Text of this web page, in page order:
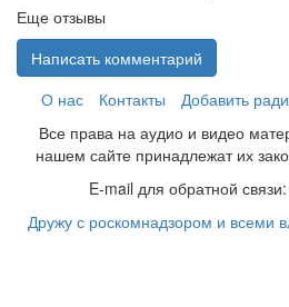
Еще отзывы
Написать комментарий
О нас
Контакты Добавить
Все права на аудио и видео
нашем сайте принадлежат их
E-mail для обратной
Дружу с роскомнадзором и всеми